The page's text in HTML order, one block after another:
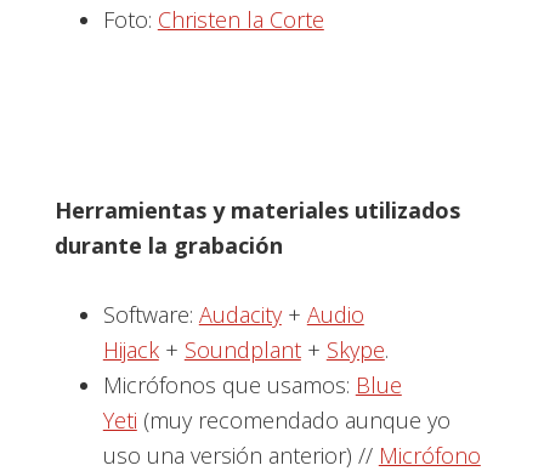
Foto: Christen la Corte
Herramientas y materiales utilizados
durante la grabación
Software: Audacity+ Audio
Hijack+ Soundplant+ Skype.
Micrófonos que usamos: Blue
Yeti (muy recomendado aunque yo
uso una versión anterior) // Micrófono